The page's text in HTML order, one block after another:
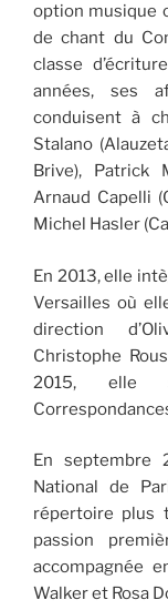
option musique
de chant du
classe
années, ses
conduisent à
Stalano
Brive), Patrick
Arnaud Capelli
Michel Hasler
En 2013, elle
Versailles où
direction
Christophe
2015, elle
En septembre
National de
répertoire plus
passion
accompagnée
Walker et Rosa